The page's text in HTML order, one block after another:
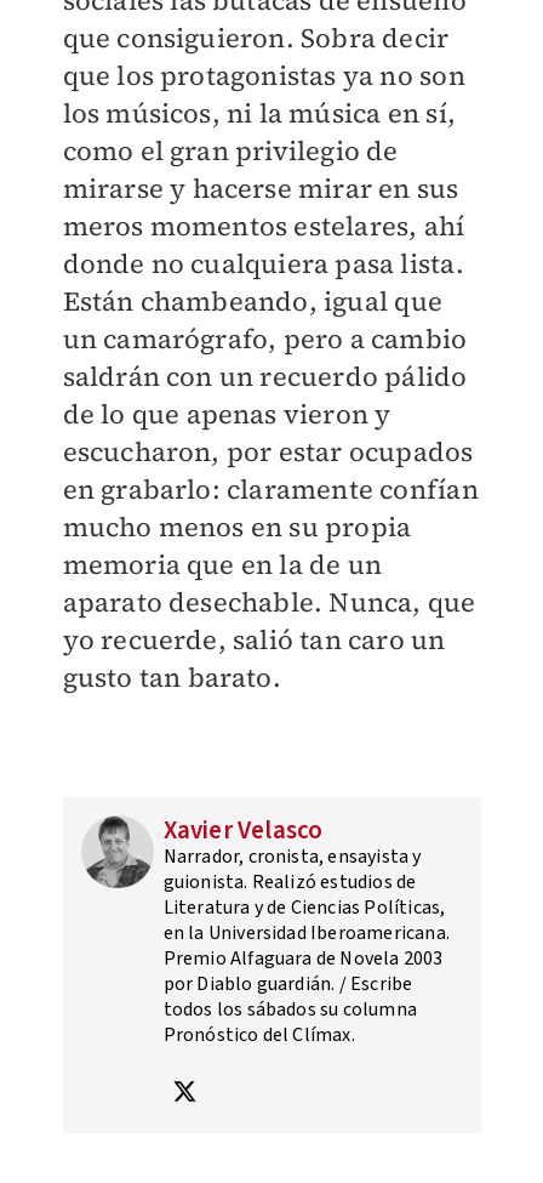
que consiguieron. Sobra decir
que los protagonistas ya no son
los músicos, ni la música en sí,
como el gran privilegio de
mirarse y hacerse mirar en sus
meros momentos estelares, ahí
donde no cualquiera pasa lista.
Están chambeando, igual que
un camarógrafo, pero a cambio
saldrán con un recuerdo pálido
de lo que apenas vieron y
escucharon, por estar ocupados
en grabarlo: claramente confían
mucho menos en su propia
memoria que en la de un
aparato desechable. Nunca, que
yo recuerde, salió tan caro un
gusto tan barato.
Xavier Velasco
Narrador, cronista, ensayista y
guionista. Realizó estudios de
Literatura y de Ciencias Políticas,
en la Universidad Iberoamericana.
Premio Alfaguara de Novela 2003
por Diablo guardián. / Escribe
todos los sábados su columna
Pronóstico del Clímax.